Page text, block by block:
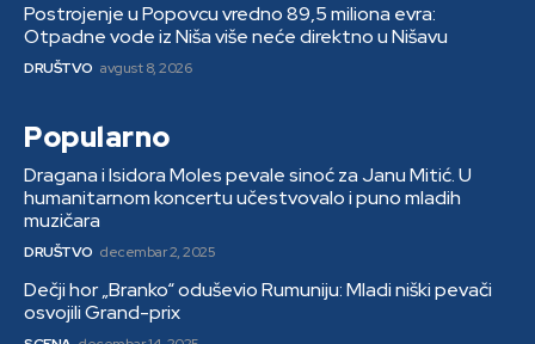
Postrojenje u Popovcu vredno 89,5 miliona evra:
Otpadne vode iz Niša više neće direktno u Nišavu
DRUŠTVO avgust 8, 2026
Popularno
Dragana i Isidora Moles pevale sinoć za Janu Mitić. U
humanitarnom koncertu učestvovalo i puno mladih
muzičara
DRUŠTVO decembar 2, 2025
Dečji hor „Branko“ oduševio Rumuniju: Mladi niški pevači
osvojili Grand-prix